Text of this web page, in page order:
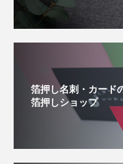
箔押し名刺・カード
箔押しショップ